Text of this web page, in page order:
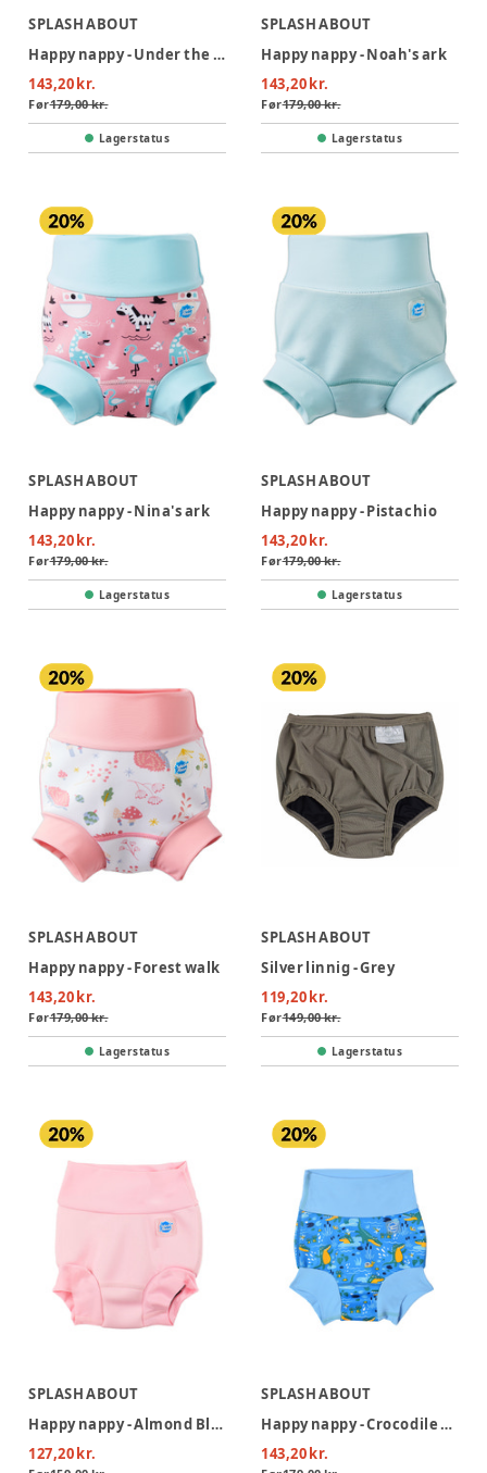
SPLASH ABOUT
Happy nappy - Under the sea
143,20 kr.
Før179,00 kr.
Lagerstatus
SPLASH ABOUT
Happy nappy - Noah's ark
143,20 kr.
Før179,00 kr.
Lagerstatus
SPLASH ABOUT
Happy nappy - Nina's ark
143,20 kr.
Før179,00 kr.
Lagerstatus
SPLASH ABOUT
Happy nappy - Pistachio
143,20 kr.
Før179,00 kr.
Lagerstatus
SPLASH ABOUT
Happy nappy - Forest walk
143,20 kr.
Før179,00 kr.
Lagerstatus
SPLASH ABOUT
Silver linnig - Grey
119,20 kr.
Før149,00 kr.
Lagerstatus
SPLASH ABOUT
Happy nappy - Almond Blossom Pink
127,20 kr.
SPLASH ABOUT
Happy nappy - Crocodile swamp blue
143,20 kr.